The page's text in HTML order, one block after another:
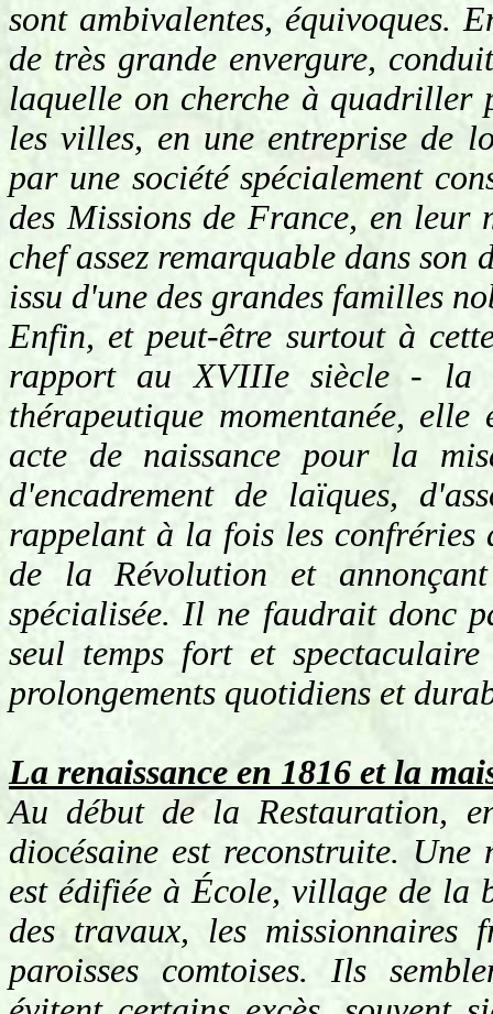
sont ambivalentes, équivoques.
de très grande envergure,
laquelle on cherche à quadriller
les villes, en une entreprise de
par une société spécialement
des Missions de France, en
chef assez remarquable dans
issu d'une des grandes familles
Enfin, et peut-être surtout à
rapport au XVIIIe siècle - la
thérapeutique momentanée,
acte de naissance pour la
d'encadrement de laïques,
rappelant à la fois les confréries
de la Révolution et
spécialisée. Il ne faudrait donc
seul temps fort et
prolongements quotidiens et
La renaissance en 1816 et la
Au début de la Restauration,
diocésaine est reconstruite.
est édifiée à École, village de la
des travaux, les missionnaires
paroisses comtoises. Ils